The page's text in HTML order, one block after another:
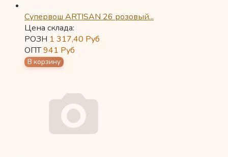
Супервош ARTISAN 26 розовый...
Цена склада:
РОЗН 1 317,40 Руб
ОПТ941 Руб